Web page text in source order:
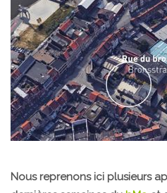
Nous reprenons ici plusieurs